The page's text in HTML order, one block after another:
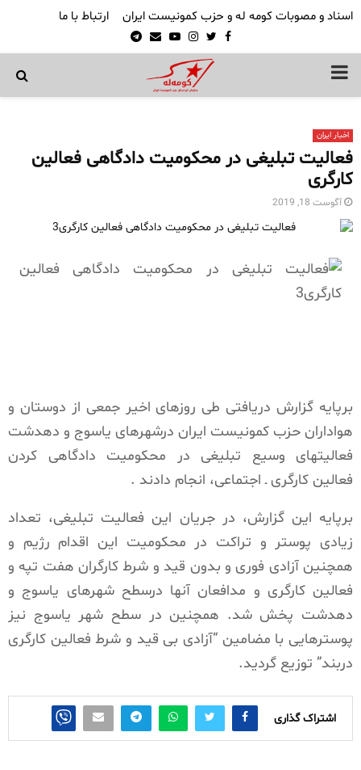
اسناد و مصوبات کومه له و حزب کمونیست ایران ارتباط با ما
Facebook
Twitter
Instagram
Youtube
Email
Telegram
PRIMARY
اخبار ایران
فعالیت تبلیغی در محکومیت دادگاهی فعالین
کارگری
آگوست 18, 2019
برپایه گزارش دریافتی طی روزهای اخیر جمعی از دوستان و
هواداران حزب کمونیست ایران درشهرهای یاسوج و دهدشت
فعالیتهای وسیع تبلیغی در محکومیت دادگاهی کردن
فعالین کارگری ـ اجتماعی، انجام دادند .
برپایه این گزارش، در جریان این فعالیت تبلیغی، تعداد
زیادی پوستر و تراکت در محکومیت این اقدام رژیم و
همچنین آزادی فوری و بدون قید و شرط کارگران هفت تپه و
فعالین کارگری و مدافعان آنها درسطح شهرهای یاسوج و
دهدشت پخش شد. همچنین در سطح شهر یاسوج نیز
پوسترهایی با مضامین “آزادی بی قید و شرط فعالین کارگری
دربند” توزیع گردید.
اشتراک گذاری